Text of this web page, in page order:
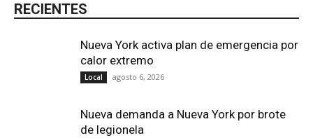
RECIENTES
Nueva York activa plan de emergencia por
calor extremo
Local agosto 6, 2026
Nueva demanda a Nueva York por brote
de legionela